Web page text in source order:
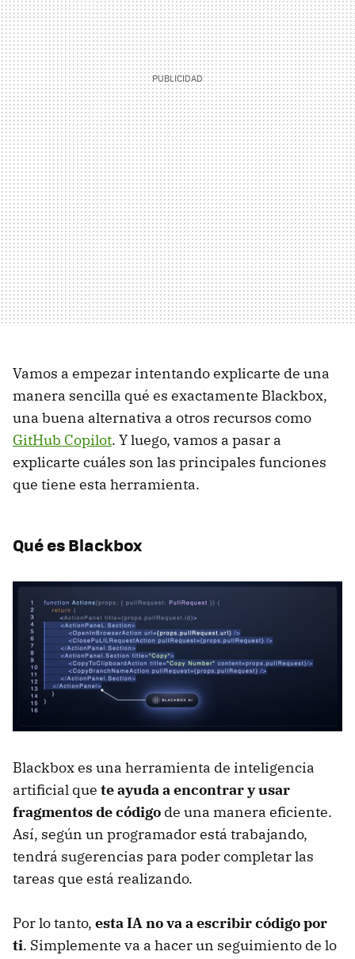
Vamos a empezar intentando explicarte de una
manera sencilla qué es exactamente Blackbox,
una buena alternativa a otros recursos como
GitHub Copilot. Y luego, vamos a pasar a
explicarte cuáles son las principales funciones
que tiene esta herramienta.
Qué es Blackbox
Blackbox es una herramienta de inteligencia
artificial que te ayuda a encontrar y usar
fragmentos de código de una manera eficiente.
Así, según un programador está trabajando,
tendrá sugerencias para poder completar las
tareas que está realizando.
Por lo tanto, esta IA no va a escribir código por
ti. Simplemente va a hacer un seguimiento de lo